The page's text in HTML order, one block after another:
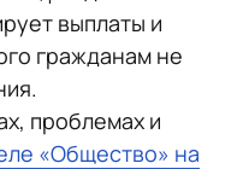
выплаты и
гражданам не
проблемах и
«Общество» на